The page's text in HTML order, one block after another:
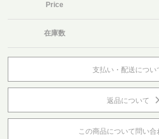
Price
在庫数
支払い・配送につい
返品について
この商品について問い合